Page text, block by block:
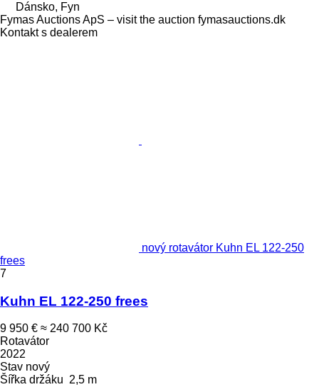
Dánsko, Fyn
Fymas Auctions ApS – visit the auction fymasauctions.dk
Kontakt s dealerem
nový rotavátor Kuhn EL 122-250
frees
7
Kuhn EL 122-250 frees
9 950 € ≈ 240 700 Kč
Rotavátor
2022
Stav nový
Šířka držáku 2,5 m